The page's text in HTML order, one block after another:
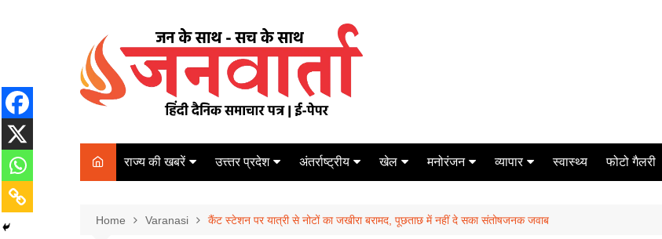
राज्य की खबरें
पटना
कोलकाता
उत्त्तर प्रदेश
कानपुर
अंतर्राष्ट्रीय खेल
टेनिस
मनोरंजन
मिर्च मसाला
व्यापार
ऑटो मोबाइल
स्वास्थ्य फोटो गैलरी
Home Varanasi कैंट स्टेशन पर यात्री से नोटों का जखीरा बरामद, पूछताछ में नहीं दे सका संतोषजनक जवाब